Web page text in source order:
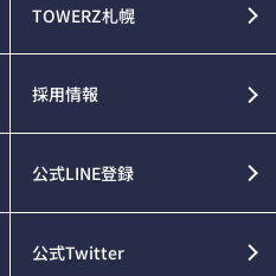
TOWERZ札幌
採用情報
公式LINE登録
公式Twitter